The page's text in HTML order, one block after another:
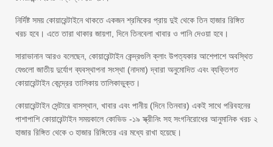
নির্দিষ্ট সময় কোয়ারেন্টাইনে থাকতে একজন শ্রমিকের প্রায় দুই থেকে তিন হাজার রিঙ্গিত
খরচ হবে। এতে তারা থাকার জায়গা, দিনে তিনবেলা খাবার ও পানি দেওয়া হবে।
সারাভানান আরও বলেছেন, কোয়ারেন্টাইন কেন্দ্রগুলি ক্লাং উপত্যকার আশেপাশে অবস্থিত
যেগুলো জাতীয় দুর্যোগ ব্যবস্থাপনা সংস্থা (নাদমা) দ্বারা অনুমোদিত এবং ব্যক্তিগত
কোয়ারেন্টাইন কেন্দ্রের তালিকায় তালিকাভুক্ত।
কোয়ারেন্টাইন সেন্টারে বাসস্থান, খাবার এবং পানীয় (দিনে তিনবার) একই সাথে পরিবহনের
পাশাপাশি কোয়ারেন্টাইন সময়কালে কোভিড -১৯ স্ক্রীনিং সহ সংগনিরোধের আনুমানিক খরচ ২
হাজার রিঙ্গিত থেকে ৩ হাজার রিঙ্গিতের এর মধ্যে রাখা হয়েছে।